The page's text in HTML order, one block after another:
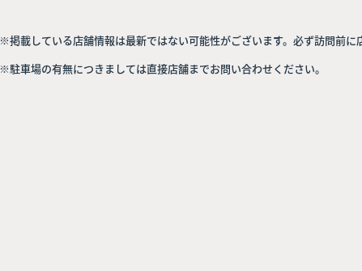
※掲載している店舗情報は最新ではない可能性がございます。必ず訪問前に
※駐車場の有無につきましては直接店舗までお問い合わせください。